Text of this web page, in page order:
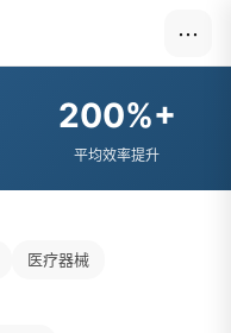
⋯
200%+
平均效率提升
医疗器械